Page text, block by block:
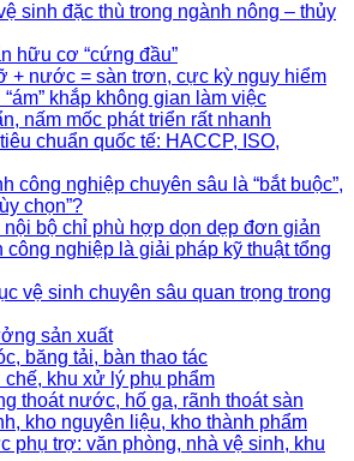
sinh đặc thù trong ngành nông – thủy
hữu cơ “cứng đầu”
+ nước = sàn trơn, cực kỳ nguy hiểm
khắp không gian làm việc
nấm mốc phát triển rất nhanh
chuẩn quốc tế: HACCP, ISO,
công nghiệp chuyên sâu là “bắt buộc”,
chọn”?
bộ chỉ phù hợp dọn dẹp đơn giản
công nghiệp là giải pháp kỹ thuật tổng
vệ sinh chuyên sâu quan trọng trong
sản xuất
băng tải, bàn thao tác
chế, khu xử lý phụ phẩm
thoát nước, hố ga, rãnh thoát sàn
kho nguyên liệu, kho thành phẩm
phụ trợ: văn phòng, nhà vệ sinh, khu